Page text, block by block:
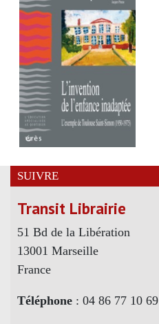
SUIVRE
Transit Librairie
51 Bd de la Libération
13001 Marseille
France
Téléphone : 04 86 77 10 69